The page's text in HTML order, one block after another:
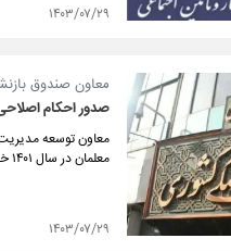
۱۴۰۳/۰۷/۲۹
معاون صندوق
صدور احکام
معاون توسعه
معلمان در سال ۱۴۰۱ خبر داد.
۱۴۰۳/۰۷/۲۹